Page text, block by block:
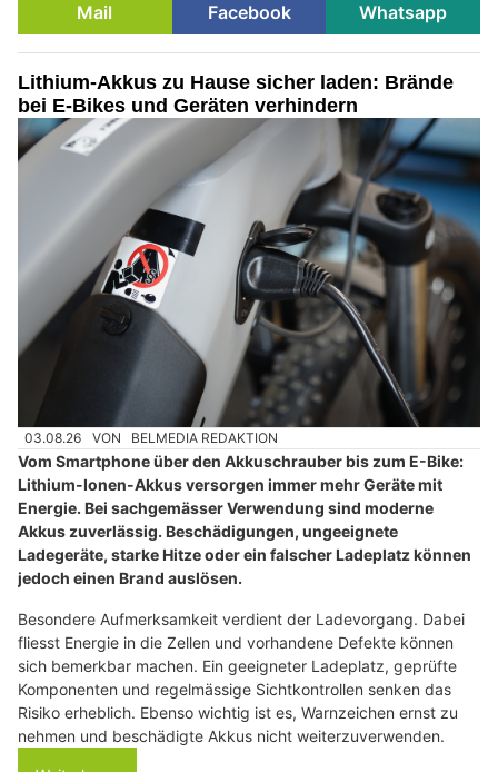
Mail
Facebook Whatsapp
Lithium-Akkus zu Hause sicher laden: Brände
bei E-Bikes und Geräten verhindern
03.08.26 VON BELMEDIA REDAKTION
Vom Smartphone über den Akkuschrauber bis zum E-Bike:
Lithium-Ionen-Akkus versorgen immer mehr Geräte mit
Energie. Bei sachgemässer Verwendung sind moderne
Akkus zuverlässig. Beschädigungen, ungeeignete
Ladegeräte, starke Hitze oder ein falscher Ladeplatz können
jedoch einen Brand auslösen.
Besondere Aufmerksamkeit verdient der Ladevorgang. Dabei
fliesst Energie in die Zellen und vorhandene Defekte können
sich bemerkbar machen. Ein geeigneter Ladeplatz, geprüfte
Komponenten und regelmässige Sichtkontrollen senken das
Risiko erheblich. Ebenso wichtig ist es, Warnzeichen ernst zu
nehmen und beschädigte Akkus nicht weiterzuverwenden.